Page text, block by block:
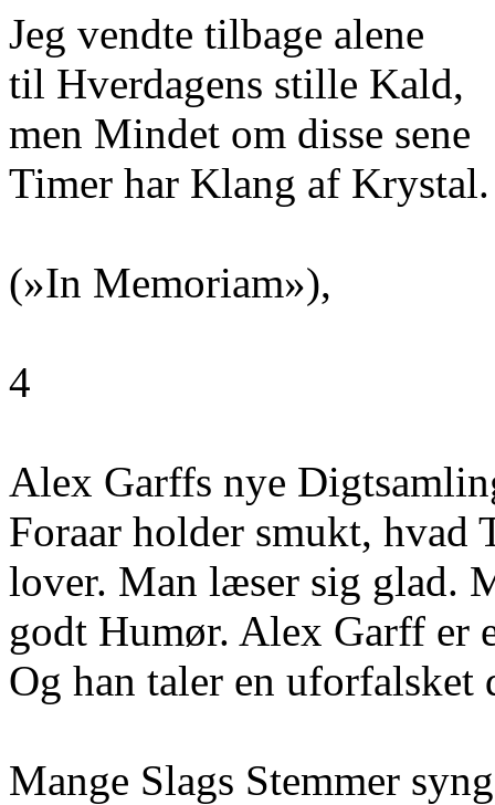
Jeg vendte tilbage alene
til Hverdagens stille Kald,
men Mindet om disse sene
Timer har Klang af Krystal.
(»In Memoriam»),
4
Alex Garffs nye
Foraar holder smukt, hvad
lover. Man læser sig glad.
godt Humør. Alex Garff er
Og han taler en uforfalsket
Mange Slags Stemmer